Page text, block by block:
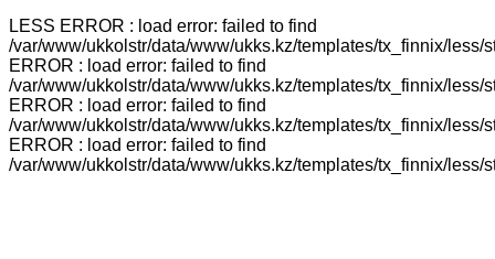
LESS ERROR : load error: failed to find
/var/www/ukkolstr/data/www/ukks.kz/templates/tx_finnix/less/
ERROR : load error: failed to find
/var/www/ukkolstr/data/www/ukks.kz/templates/tx_finnix/less/
ERROR : load error: failed to find
/var/www/ukkolstr/data/www/ukks.kz/templates/tx_finnix/less/
ERROR : load error: failed to find
/var/www/ukkolstr/data/www/ukks.kz/templates/tx_finnix/less/